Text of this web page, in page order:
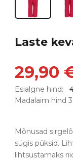
Laste
29,90
Esialgne hind:
Madalaim hind
Mõnusad
sügis püksid.
lihtsustamaks